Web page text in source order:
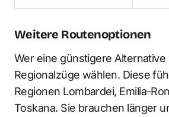
Weitere Routenoptionen
Wer eine günstigere Alternative
Regionalzüge wählen. Diese
Regionen Lombardei, Emilia-
Toskana. Sie brauchen länger